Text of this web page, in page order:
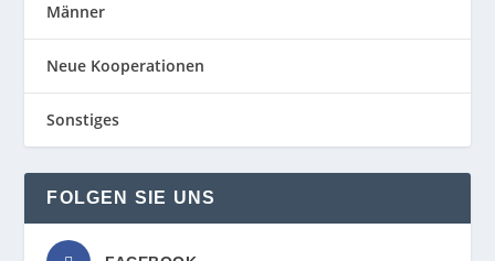
Männer
Neue Kooperationen
Sonstiges
FOLGEN SIE UNS